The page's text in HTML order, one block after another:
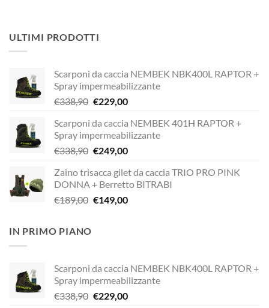
ULTIMI PRODOTTI
Scarponi da caccia NEMBEK NBK400L RAPTOR +
Spray impermeabilizzante
€338,90 Il
originale
era:
€338,90.
€229,00Il
attuale
è:
€229,00.
Scarponi da caccia NEMBEK 401H RAPTOR +
Spray impermeabilizzante
€338,90 Il
originale
era:
€338,90.
€249,00Il
attuale
è:
€249,00.
Zaino trisacca gilet da caccia TRIO PRO PINK
DONNA + Berretto BITRABI
€189,00 Il
€149,00Il
IN PRIMO PIANO
Scarponi da caccia NEMBEK NBK400L RAPTOR +
Spray impermeabilizzante
€338,90 Il
€229,00Il